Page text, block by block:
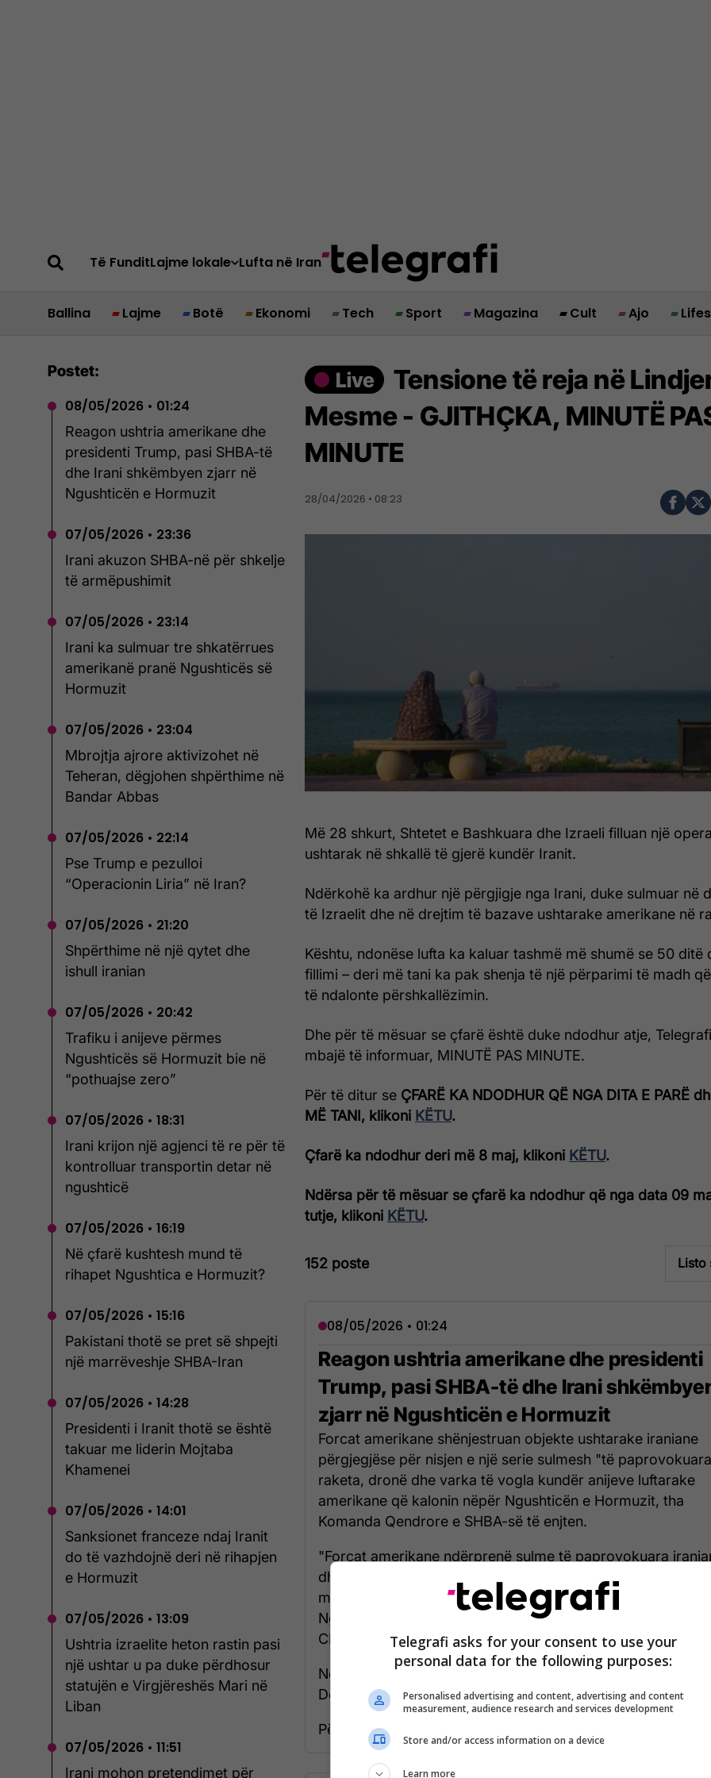
Të FunditLajme lokale Lufta në Iran
Ballina Lajme Botë Ekonomi Tech Sport Magazina Cult Ajo
Tensione të reja në
Mesme - GJITHÇKA, MINUTË
MINUTE
28/04/2026 • 08:23
Postet:
08/05/2026 • 01:24
Reagon ushtria amerikane dhe
presidenti Trump, pasi SHBA-të
dhe Irani shkëmbyen zjarr në
Ngushticën e Hormuzit
07/05/2026 • 23:36
Irani akuzon SHBA-në për shkelje
të armëpushimit
07/05/2026 • 23:14
Irani ka sulmuar tre shkatërrues
amerikanë pranë Ngushticës së
Hormuzit
07/05/2026 • 23:04
Mbrojtja ajrore aktivizohet në
Teheran, dëgjohen shpërthime në
Bandar Abbas
07/05/2026 • 22:14
Pse Trump e pezulloi
“Operacionin Liria” në Iran?
07/05/2026 • 21:20
Shpërthime në një qytet dhe
ishull iranian
07/05/2026 • 20:42
Trafiku i anijeve përmes
Ngushticës së Hormuzit bie në
“pothuajse zero”
07/05/2026 • 18:31
Irani krijon një agjenci të re për të
kontrolluar transportin detar në
ngushticë
07/05/2026 • 16:19
Në çfarë kushtesh mund të
rihapet Ngushtica e Hormuzit?
07/05/2026 • 15:16
Pakistani thotë se pret së shpejti
një marrëveshje SHBA-Iran
07/05/2026 • 14:28
Presidenti i Iranit thotë se është
takuar me liderin Mojtaba
Khamenei
07/05/2026 • 14:01
Sanksionet franceze ndaj Iranit
do të vazhdojnë deri në rihapjen
e Hormuzit
07/05/2026 • 13:09
Ushtria izraelite heton rastin pasi
një ushtar u pa duke përdhosur
statujën e Virgjëreshës Mari në
Liban
07/05/2026 • 11:51
Irani mohon pretendimet për
Më 28 shkurt, Shtetet e Bashkuara dhe Izraeli filluan një
ushtarak në shkallë të gjerë kundër Iranit.
Ndërkohë ka ardhur një përgjigje nga Irani, duke sulmuar në
të Izraelit dhe në drejtim të bazave ushtarake amerikane në
Kështu, ndonëse lufta ka kaluar tashmë më shumë se 50 ditë
fillimi – deri më tani ka pak shenja të një përparimi të madh
të ndalonte përshkallëzimin.
Dhe për të mësuar se çfarë është duke ndodhur atje,
mbajë të informuar, MINUTË PAS MINUTE.
Për të ditur se ÇFARË KA NDODHUR QË NGA DITA E PARË
MË TANI, klikoni KËTU.
Çfarë ka ndodhur deri më 8 maj, klikoni KËTU.
Ndërsa për të mësuar se çfarë ka ndodhur që nga data 09
tutje, klikoni KËTU.
152 poste Listo
08/05/2026 • 01:24
Reagon ushtria amerikane dhe presidenti
Trump, pasi SHBA-të dhe Irani
zjarr në Ngushticën e Hormuzit
Forcat amerikane shënjestruan objekte ushtarake iraniane
përgjegjëse për nisjen e një serie sulmesh "të
raketa, dronë dhe varka të vogla kundër anijeve luftarake
amerikane që kalonin nëpër Ngushticën e Hormuzit, tha
Komanda Qendrore e SHBA-së të enjten.
"Forcat amerikane ndërprenë sulme të paprovokuara
dhe u përgjigjën me sulme vetëmbrojtëse ndërsa
me raketa të drejtuara të Marinës Amerikane kaluan nëpër
Ngushticën e Hormuzit në Gjirin e Omanit, më 7 maj", tha
CENTCOM në një njoftim për shtyp, përcjell Telegrafi.
Ndërkohë ka ardhur edhe një reagim nga presidenti
Donald Trump.
Për të lexuar lajmin e plotë, klikoni
Telegrafi asks for your consent to use your
personal data for the following purposes:
Personalised advertising and content, advertising and content
measurement, audience research and services development
Store and/or access information on a device
Learn more